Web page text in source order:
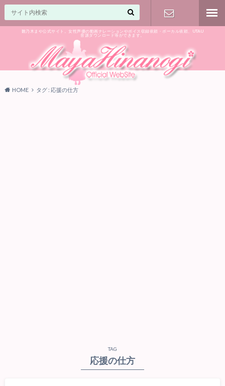
雛乃木まや公式サイト。女性声優の動画ナレーションやボイス収録依頼・ボーカル依頼、UTAU
音源ダウンロード等ができます。
気軽に♪
HOME タグ : 応援の仕方
TAG
応援の仕方